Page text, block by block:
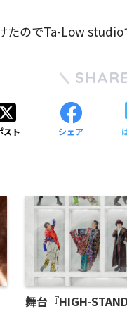
たのでTa-Low studio
スト シェア
舞台『HIGH-